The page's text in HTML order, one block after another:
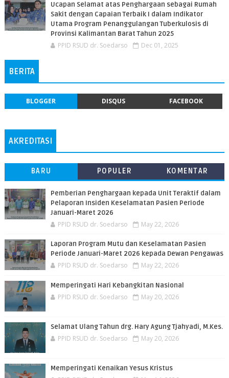
Ucapan Selamat atas Penghargaan sebagai Rumah
Sakit dengan Capaian Terbaik I dalam Indikator
Utama Program Penanggulangan Tuberkulosis di
Provinsi Kalimantan Barat Tahun 2025
PPID RSUD dr. Soedarso Dec 01, 2025
BERITA
BLOGGER DISQUS FACEBOOK
AKREDITASI
BARU POPULER KOMENTAR
Pemberian Penghargaan kepada Unit Teraktif dalam
Pelaporan Insiden Keselamatan Pasien Periode
Januari-Maret 2026
PPID RSUD dr. Soedarso May 22, 2026
Laporan Program Mutu dan Keselamatan Pasien
Periode Januari-Maret 2026 kepada Dewan Pengawas
PPID RSUD dr. Soedarso May 22, 2026
Memperingati Hari Kebangkitan Nasional
PPID RSUD dr. Soedarso May 20, 2026
Selamat Ulang Tahun drg. Hary Agung Tjahyadi, M.Kes.
PPID RSUD dr. Soedarso May 20, 2026
Memperingati Kenaikan Yesus Kristus